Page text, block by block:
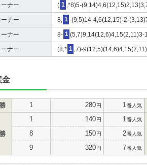
ナー ( 1 ,*8)5-
ナー 8, 1 -(9,5)14-4,6(12,15)-2-
ナー 8- 1 (5,7)9,14(12,6)4,15(2,11)3-
ナー (8,* 1 ,7)-
金
1 280円 1 番人気
1 140円 1 番人気
8 150円 2番人気
9 320円 7番人気